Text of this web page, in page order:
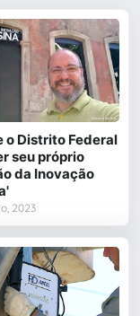
o Distrito Federal
seu próprio
da Inovação
2023